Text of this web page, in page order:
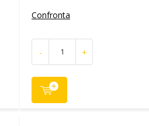
Confronta
- +